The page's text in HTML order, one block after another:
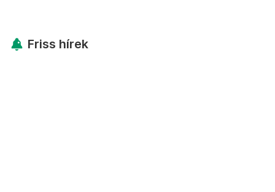
Friss hírek